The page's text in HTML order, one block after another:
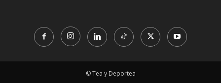
© Tea y Deportea